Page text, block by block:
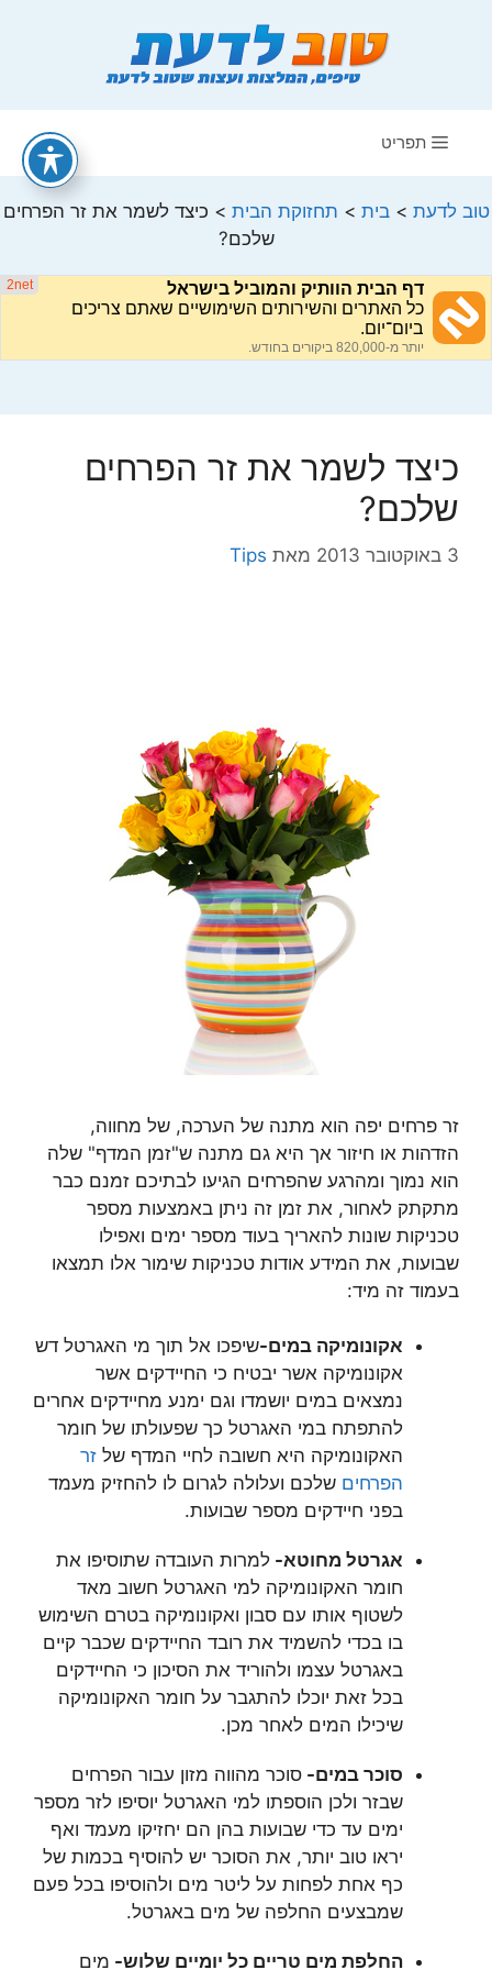
תפריט
טוב לדעת >בית > תחזוקת הבית > כיצד לשמר את זר הפרחים
שלכם?
כיצד לשמר את זר הפרחים
שלכם?
3 באוקטובר 2013 מאת Tips
זר פרחים יפה הוא מתנה של הערכה, של מחווה,
הזדהות או חיזור אך היא גם מתנה ש"זמן המדף" שלה
הוא נמוך ומהרגע שהפרחים הגיעו לבתיכם זמנם כבר
מתקתק לאחור, את זמן זה ניתן באמצעות מספר
טכניקות שונות להאריך בעוד מספר ימים ואפילו
שבועות, את המידע אודות טכניקות שימור אלו תמצאו
בעמוד זה מיד:
אקונומיקה במים-שיפכו אל תוך מי האגרטל דש
אקונומיקה אשר יבטיח כי החיידקים אשר
נמצאים במים יושמדו וגם ימנע מחיידקים אחרים
להתפתח במי האגרטל כך שפעולתו של חומר
האקונומיקה היא חשובה לחיי המדף של זר
הפרחים שלכם ועלולה לגרום לו להחזיק מעמד
בפני חיידקים מספר שבועות.
אגרטל מחוטא- למרות העובדה שתוסיפו את
חומר האקונומיקה למי האגרטל חשוב מאד
לשטוף אותו עם סבון ואקונומיקה בטרם השימוש
בו בכדי להשמיד את רובד החיידקים שכבר קיים
באגרטל עצמו ולהוריד את הסיכון כי החיידקים
בכל זאת יוכלו להתגבר על חומר האקונומיקה
שיכילו המים לאחר מכן.
סוכר במים- סוכר מהווה מזון עבור הפרחים
שבזר ולכן הוספתו למי האגרטל יוסיפו לזר מספר
ימים עד כדי שבועות בהן הם יחזיקו מעמד ואף
יראו טוב יותר, את הסוכר יש להוסיף בכמות של
כף אחת לפחות על ליטר מים ולהוסיפו בכל פעם
שמבצעים החלפה של מים באגרטל.
החלפת מים טריים כל יומיים שלוש- מים